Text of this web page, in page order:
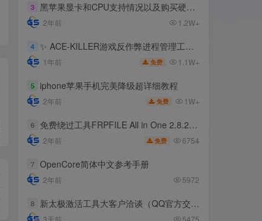
iphone苹果手机完美降级超详细教程
3 黑苹果显卡和CPU支持情况以及购买硬件防踩坑指南
2年前 1.2W+
4 ✨ ACE-KILLER游戏反作弊进程管理工具 ✨
1年前 免费 1.1W+
5 iphone苹果手机完美降级超详细教程
2年前 免费 1W+
6 免费绕过工具FRPFILE All in One 2.8.2，支持iOS 12.5.3~14.8
2年前 免费 6754
7 OpenCore简体中文参考手册
2年前 5972
8 新太极激活工具大客户洽谈（QQ官方交流群：523943346）
3天前 5475